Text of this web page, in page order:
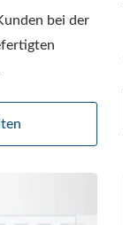
bei der